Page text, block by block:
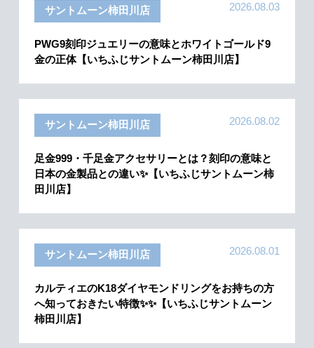
サントムーン柿田川店 2026.08.03
PWG9刻印ジュエリーの意味とホワイトゴールド9
金の正体【いちふじサントムーン柿田川店】
サントムーン柿田川店 2026.08.02
足金999・千足金アクセサリーとは？刻印の意味と
日本の金製品との違い✨【いちふじサントムーン柿
田川店】
サントムーン柿田川店 2026.08.01
カルティエのK18ダイヤモンドリングをお持ちの方
へ知っておきたい特徴✨✨【いちふじサントムーン
柿田川店】